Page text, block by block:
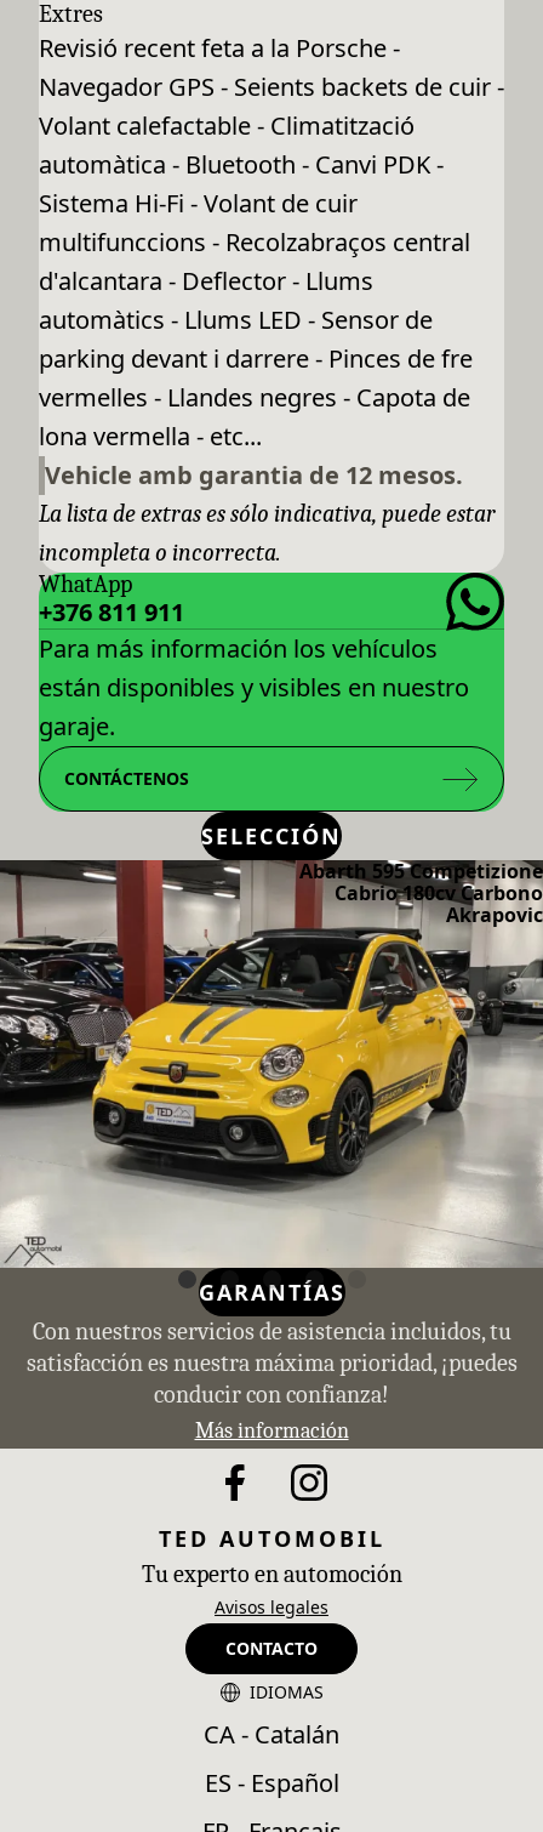
Extres
Revisió recent feta a la Porsche -
Navegador GPS - Seients backets de cuir -
Volant calefactable - Climatització
automàtica - Bluetooth - Canvi PDK -
Sistema Hi-Fi - Volant de cuir
multifunccions - Recolzabraços central
d'alcantara - Deflector - Llums
automàtics - Llums LED - Sensor de
parking devant i darrere - Pinces de fre
vermelles - Llandes negres - Capota de
lona vermella - etc...
Vehicle amb garantia de 12 mesos.
La lista de extras es sólo indicativa, puede estar
incompleta o incorrecta.
WhatApp
+376 811 911
Para más información los vehículos
están disponibles y visibles en nuestro
garaje.
CONTÁCTENOS
SELECCIÓN
Abarth 595 Competizione
Cabrio 180cv Carbono
Akrapovic
GARANTÍAS
Con nuestros servicios de asistencia incluidos, tu
satisfacción es nuestra máxima prioridad, ¡puedes
conducir con confianza!
Más información
TED AUTOMOBIL
Tu experto en automoción
Avisos legales
CONTACTO
IDIOMAS
CA - Catalán
ES - Español